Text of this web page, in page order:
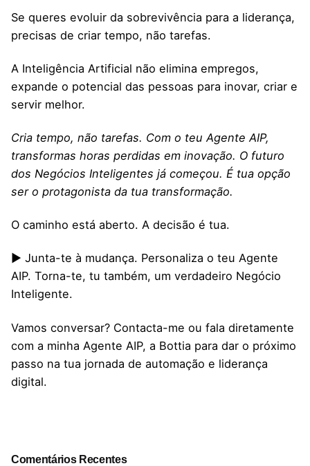
Comentários Recentes
Se queres evoluir da sobrevivência para a liderança,
precisas de criar tempo, não tarefas.
A Inteligência Artificial não elimina empregos,
expande o potencial das pessoas para inovar, criar e
servir melhor.
Cria tempo, não tarefas. Com o teu Agente AIP,
transformas horas perdidas em inovação. O futuro
dos Negócios Inteligentes já começou. É tua opção
ser o protagonista da tua transformação.
O caminho está aberto. A decisão é tua.
▶ Junta-te à mudança. Personaliza o teu Agente
AIP. Torna-te, tu também, um verdadeiro Negócio
Inteligente.
Vamos conversar? Contacta-me ou fala diretamente
com a minha Agente AIP, a Bottia para dar o próximo
passo na tua jornada de automação e liderança
digital.